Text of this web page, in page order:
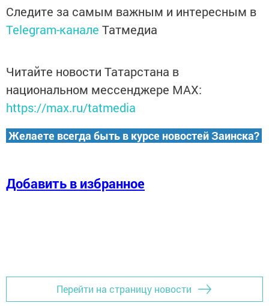
Следите за самым важным и интересным в
Telegram-канале Татмедиа
Читайте новости Татарстана в
национальном мессенджере MАХ:
https://max.ru/tatmedia
Желаете всегда быть в курсе новостей Заинска?
Добавить в избранное
Перейти на страницу новости